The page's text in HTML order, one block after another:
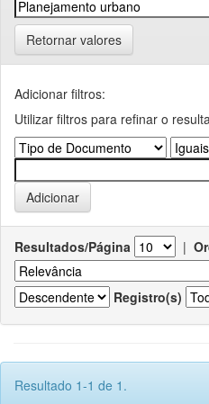
Retornar valores
Adicionar filtros:
Utilizar filtros para refinar o
Resultados/Página |
Registro(s)
Resultado 1-1 de 1.